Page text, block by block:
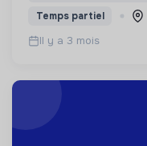
Temps partiel
Il y a 3 mois